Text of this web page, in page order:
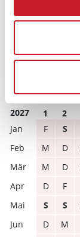
D
M
S
M
2027 1 2
F
S
M
D
M
D
D
F
S
S
D
M